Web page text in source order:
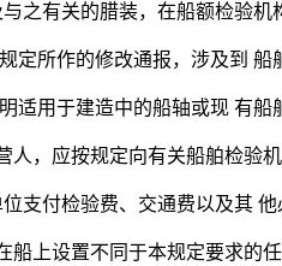
之有关的腊装，在船额检验机
定所作的修改通报，涉及到
适用于建造中的船轴或现 有船
人，应按规定向有关船舶检验
支付检验费、交通费以及其 他
船上设置不同于本规定要求的